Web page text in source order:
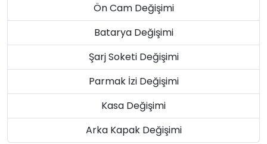
Ön Cam Değişimi
Batarya Değişimi
Şarj Soketi Değişimi
Parmak İzi Değişimi
Kasa Değişimi
Arka Kapak Değişimi